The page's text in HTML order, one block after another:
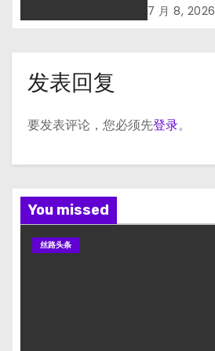
7 月 8, 2026
发表回复
要发表评论，您必须先登录。
You missed
丝路头条